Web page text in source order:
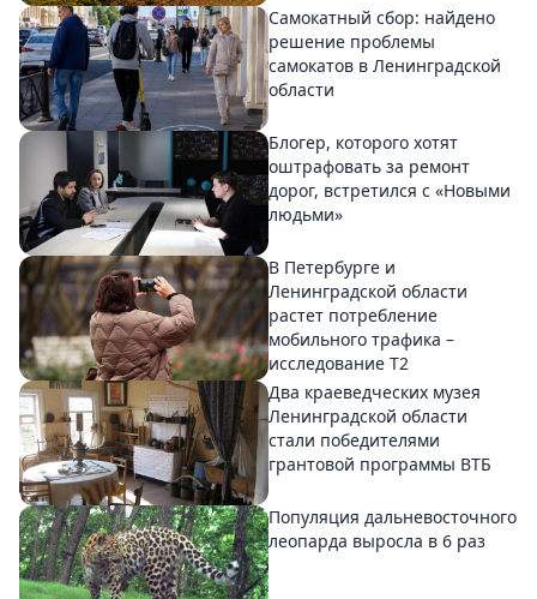
Самокатный сбор: найдено
решение проблемы
самокатов в Ленинградской
области
Блогер, которого хотят
оштрафовать за ремонт
дорог, встретился с «Новыми
людьми»
В Петербурге и
Ленинградской области
растет потребление
мобильного трафика –
исследование T2
Два краеведческих музея
Ленинградской области
стали победителями
грантовой программы ВТБ
Популяция дальневосточного
леопарда выросла в 6 раз